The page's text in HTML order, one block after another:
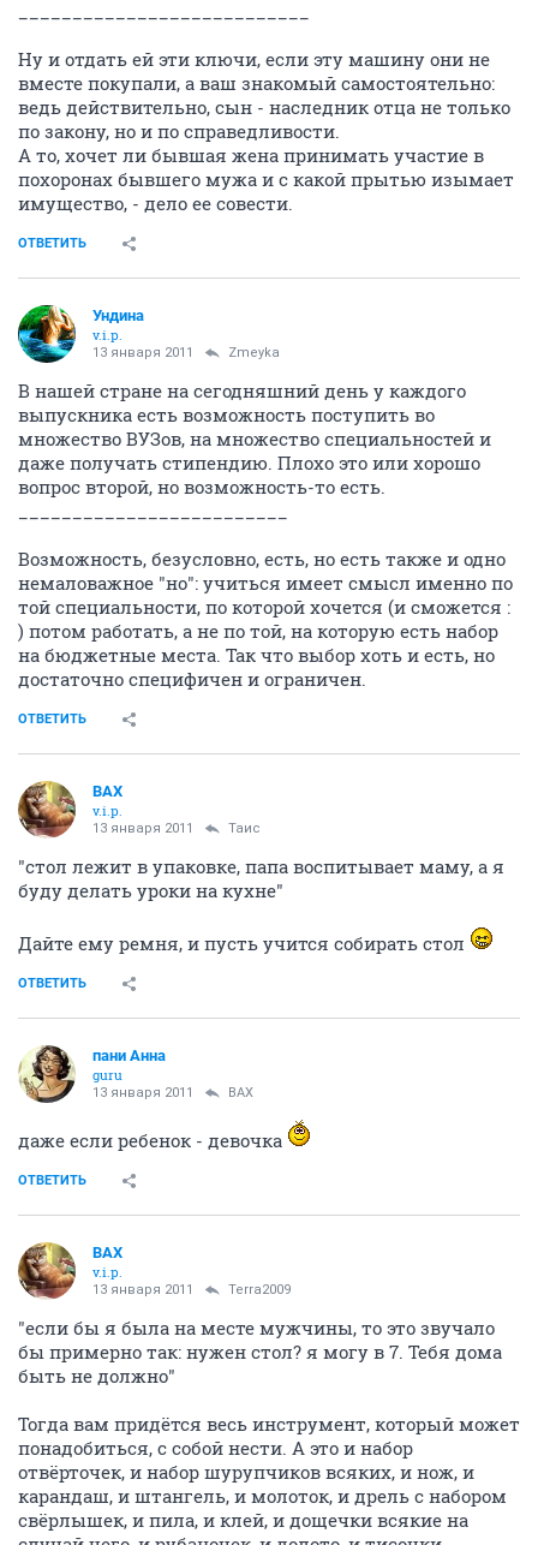
Ну и отдать ей эти ключи, если эту машину они не
вместе покупали, а ваш знакомый самостоятельно:
ведь действительно, сын - наследник отца не только
по закону, но и по справедливости.
А то, хочет ли бывшая жена принимать участие в
похоронах бывшего мужа и с какой прытью изымает
имущество, - дело ее совести.
ОТВЕТИТЬ
Ундина
v.i.p.
13 января 2011 Zmeyka
В нашей стране на сегодняшний день у каждого
выпускника есть возможность поступить во
множество ВУЗов, на множество специальностей и
даже получать стипендию. Плохо это или хорошо
вопрос второй, но возможность-то есть.
Возможность, безусловно, есть, но есть также и одно
немаловажное "но": учиться имеет смысл именно по
той специальности, по которой хочется (и сможется :
) потом работать, а не по той, на которую есть набор
на бюджетные места. Так что выбор хоть и есть, но
достаточно специфичен и ограничен.
ОТВЕТИТЬ
ВАХ
v.i.p.
13 января 2011 Таис
"стол лежит в упаковке, папа воспитывает маму, а я
буду делать уроки на кухне"
Дайте ему ремня, и пусть учится собирать стол
ОТВЕТИТЬ
пани Анна
guru
13 января 2011 ВАХ
даже если ребенок - девочка
ОТВЕТИТЬ
ВАХ
v.i.p.
13 января 2011 Terra2009
"если бы я была на месте мужчины, то это звучало
бы примерно так: нужен стол? я могу в 7. Тебя дома
быть не должно"
Тогда вам придётся весь инструмент, который может
понадобиться, с собой нести. А это и набор
отвёрточек, и набор шурупчиков всяких, и нож, и
карандаш, и штангель, и молоток, и дрель с набором
свёрлышек, и пила, и клей, и дощечки всякие на